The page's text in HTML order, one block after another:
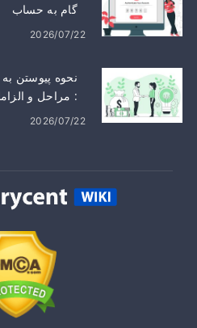
گام به حساب
2026/07/22
: مراحل و
2026/07/22